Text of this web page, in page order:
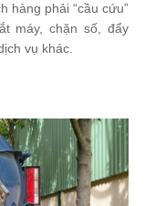
hàng phải “cầu cứu”
máy, chặn số, đẩy
vụ khác.